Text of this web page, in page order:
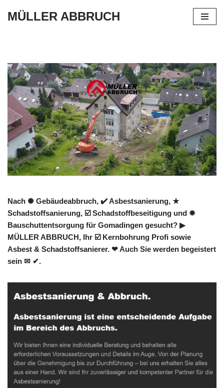
MÜLLER ABBRUCH
Nach ✺ Gebäudeabbruch, ✔️ Asbestsanierung, ★
Schadstoffsanierung, ☑️ Schadstoffbeseitigung und ✹
Bauschuttentsorgung für Gomadingen gesucht? ▶︎
MÜLLER ABBRUCH, Ihr ☑️ Kernbohrung Profi sowie
Asbest & Schadstoffsanierer. ❤ Auch Sie werden begeistert
sein ✉ ✔.